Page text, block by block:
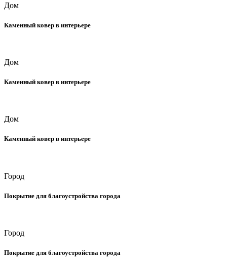
Дом
Каменный ковер в интерьере
Дом
Каменный ковер в интерьере
Дом
Каменный ковер в интерьере
Город
Покрытие для благоустройства города
Город
Покрытие для благоустройства города